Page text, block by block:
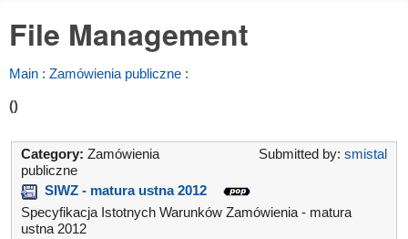
File Management
Main : Zamówienia publiczne :
()
Category: Zamówienia
publiczne
Submitted by: smistal
SIWZ - matura ustna 2012
Specyfikacja Istotnych Warunków Zamówienia - matura
ustna 2012